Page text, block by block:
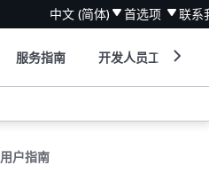
中文 (简体) 首选项 联系
服务指南 开发人员工具
用户指南